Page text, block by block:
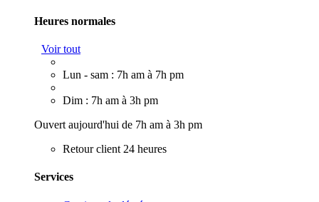
Heures normales
Voir tout
Lun - sam : 7h am à 7h pm
Dim : 7h am à 3h pm
Ouvert aujourd'hui de 7h am à 3h pm
Retour client 24 heures
Services